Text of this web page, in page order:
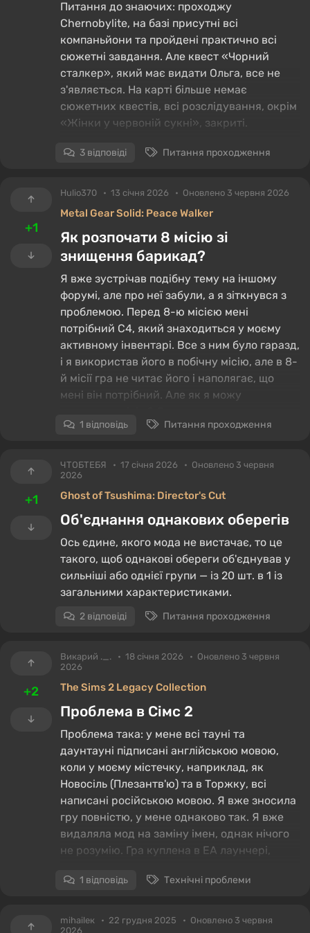
Питання до знаючих: проходжу
Chernobylite, на базі присутні всі
компаньйони та пройдені практично всі
сюжетні завдання. Але квест «Чорний
сталкер», який має видати Ольга, все не
з'являється. На карті більше немає
сюжетних квестів, всі розслідування, окрім
«Жінки у червоній сукні», закриті.
Хто знає, від чого залежить видача цього
3 відповіді Питання проходження
+1
Hulio370 13 січня 2026 Оновлено 3 червня 2026
Metal Gear Solid: Peace Walker
Як розпочати 8 місію зі
знищення барикад?
Я вже зустрічав подібну тему на іншому
форумі, але про неї забули, а я зіткнувся з
проблемою. Перед 8-ю місією мені
потрібний C4, який знаходиться у моєму
активному інвентарі. Все з ним було гаразд,
і я використав його в побічну місію, але в 8-
й місії гра не читає його і наполягає, що
мені він потрібний. Але як я можу
проходження на «Ютубі», зробив ідентичні
1 відповідь Питання проходження
+1
ЧТОБТЕБЯ 17 січня 2026
Оновлено 3 червня
2026
Ghost of Tsushima: Director's Cut
Об'єднання однакових оберегів
Ось єдине, якого мода не вистачає, то це
такого, щоб однакові обереги об'єднував у
сильніші або однієї групи — із 20 шт. в 1 із
загальними характеристиками.
2 відповіді Питання проходження
+2
Викарий ._. 18 січня 2026
Оновлено 3 червня
2026
The Sims 2 Legacy Collection
Проблема в Сімс 2
Проблема така: у мене всі тауні та
даунтауні підписані англійською мовою,
коли у моєму містечку, наприклад, як
Новосіль (Плезантв'ю) та в Торжку, всі
написані російською мовою. Я вже зносила
гру повністю, у мене однаково так. Я вже
видаляла мод на заміну імен, однак нічого
не розумію. Гра куплена в ЕА лаунчері,
вихованців, уже не знаю, що перевірити,
піст, де писали про сонний патч, але в мене
1 відповідь Технічні проблеми
mihailек 22 грудня 2025
Оновлено 3 червня
2026